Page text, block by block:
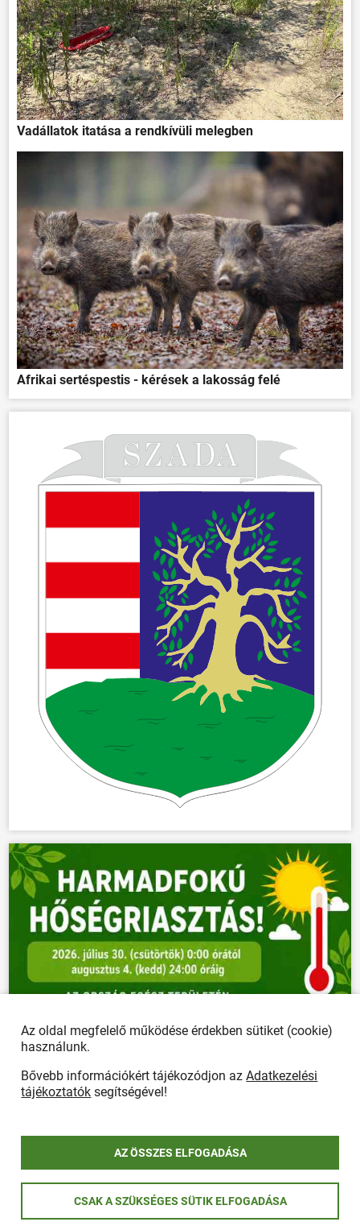
Vadállatok itatása a rendkívüli melegben
Afrikai sertéspestis - kérések a lakosság felé
Az oldal megfelelő működése érdekben sütiket (cookie)
használunk.
Bővebb információkért tájékozódjon azAdatkezelési
tájékoztatók segítségével!
AZ ÖSSZES ELFOGADÁSA
CSAK A SZÜKSÉGES SÜTIK ELFOGADÁSA